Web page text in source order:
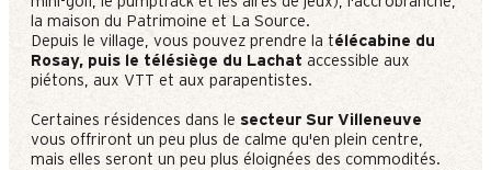
la maison du Patrimoine et La Source.
Depuis le village, vous pouvez prendre la télécabine du
Rosay, puis le télésiège du Lachat accessible aux
piétons, aux VTT et aux parapentistes.
Certaines résidences dans le secteur Sur Villeneuve
vous offriront un peu plus de calme qu'en plein centre,
mais elles seront un peu plus éloignées des commodités.